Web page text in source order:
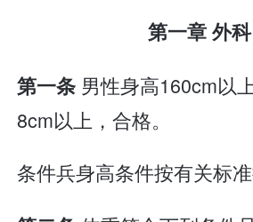
第一章 外科
第一条 男性身高160cm以
8cm以上，合格。
条件兵身高条件按有关标准